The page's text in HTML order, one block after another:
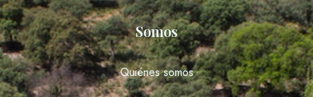
Somos
Quiénes somos